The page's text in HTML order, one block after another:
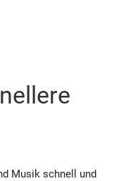
Musik schnell und